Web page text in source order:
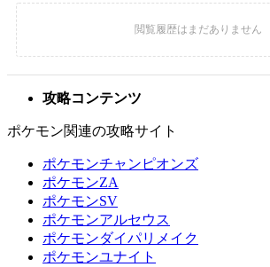
攻略コンテンツ
ポケモン関連の攻略サイト
ポケモンチャンピオンズ
ポケモンZA
ポケモンSV
ポケモンアルセウス
ポケモンダイパリメイク
ポケモンユナイト